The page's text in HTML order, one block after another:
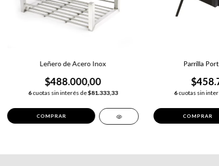
Leñero de Acero Inox
$488.000,00
6cuotas sin interés de$81.333,33
Parrilla
6 cuotas sin